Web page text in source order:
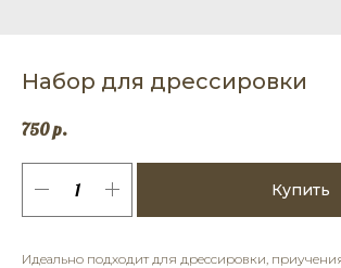
Набор для дрессировки
750 р.
Купить
Идеально подходит для дрессировки, приучения